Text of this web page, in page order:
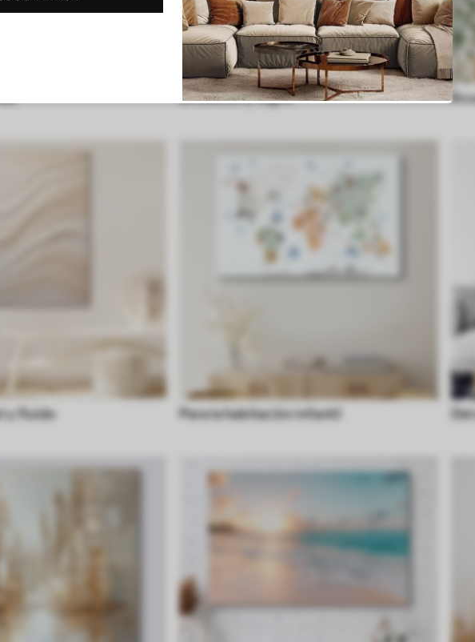
En blanco y negro
y fluido Para la habitación infantil